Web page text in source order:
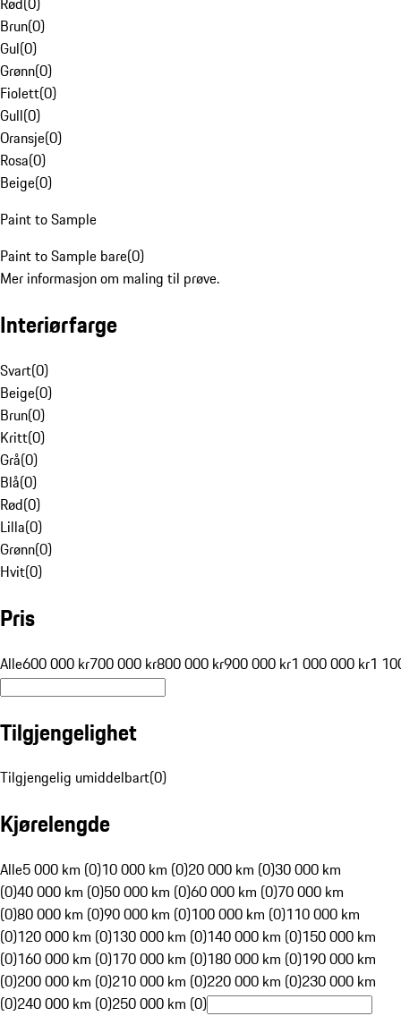
Brun(0)
Gul(0)
Grønn(0)
Fiolett(0)
Gull(0)
Oransje(0)
Rosa(0)
Beige(0)
Paint to Sample
Paint to Sample bare(0)
Mer informasjon om maling til prøve.
Interiørfarge
Svart(0)
Beige(0)
Brun(0)
Kritt(0)
Grå(0)
Blå(0)
Rød(0)
Lilla(0)
Grønn(0)
Hvit(0)
Pris
Alle600 000 kr700 000 kr800 000 kr900 000 kr1 000 000 kr1
Tilgjengelighet
Tilgjengelig umiddelbart(0)
Kjørelengde
Alle5 000 km (0)10 000 km (0)20 000 km (0)30 000 km
(0)40 000 km (0)50 000 km (0)60 000 km (0)70 000 km
(0)80 000 km (0)90 000 km (0)100 000 km (0)110 000 km
(0)120 000 km (0)130 000 km (0)140 000 km (0)150 000 km
(0)160 000 km (0)170 000 km (0)180 000 km (0)190 000 km
(0)200 000 km (0)210 000 km (0)220 000 km (0)230 000 km
(0)240 000 km (0)250 000 km (0)